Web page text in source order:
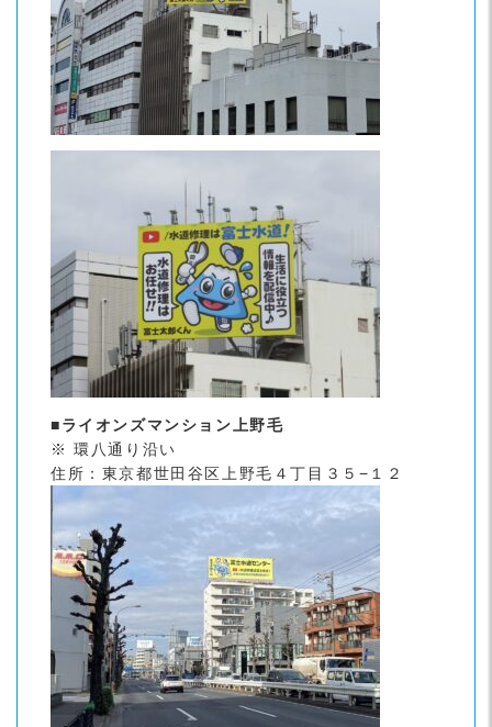
■ライオンズマンション上野毛
※ 環八通り沿い
住所：東京都世田谷区上野毛４丁目３５−１２